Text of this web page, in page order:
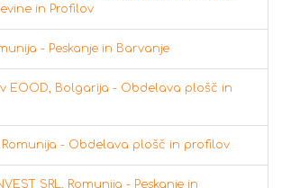
in Profilov
- Peskanje in Barvanje
EOOD, Bolgarija - Obdelava plošč in
Romunija - Obdelava plošč in profilov
SRL, Romunija - Peskanje in